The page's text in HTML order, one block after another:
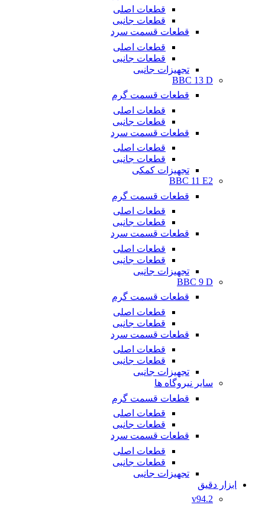
قطعات اصلی
قطعات جانبی
قطعات قسمت سرد
قطعات اصلی
قطعات جانبی
تجهیزات جانبی
BBC 13 D
قطعات قسمت گرم
قطعات اصلی
قطعات جانبی
قطعات قسمت سرد
قطعات اصلی
قطعات جانبی
تجهیزات کمکی
BBC 11 E2
قطعات قسمت گرم
قطعات اصلی
قطعات جانبی
قطعات قسمت سرد
قطعات اصلی
قطعات جانبی
تجهیزات جانبی
BBC 9 D
قطعات قسمت گرم
قطعات اصلی
قطعات جانبی
قطعات قسمت سرد
قطعات اصلی
قطعات جانبی
تجهیزات جانبی
سایر نیروگاه ها
قطعات قسمت گرم
قطعات اصلی
قطعات جانبی
قطعات قسمت سرد
قطعات اصلی
قطعات جانبی
تجهیزات جانبی
ابزار دقیق
v94.2